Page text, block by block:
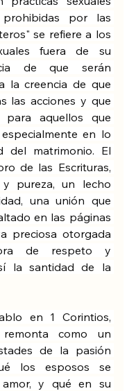
prohibidas por las
se refiere a los
fuera de su
de que serán
la creencia de que
las acciones y que
para aquellos que
en lo
del matrimonio. El
de las Escrituras,
pureza, un lecho
una unión que
en las páginas
preciosa otorgada
de respeto y
la santidad de la
en 1 Corintios,
como un
de la pasión
los esposos se
y qué en su